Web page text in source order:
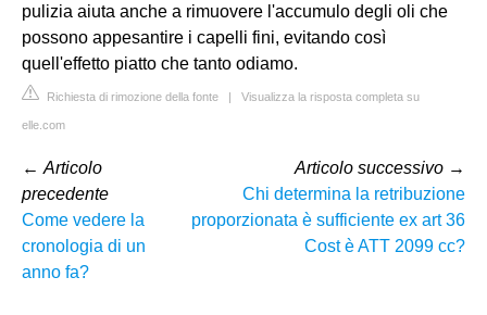
pulizia aiuta anche a rimuovere l'accumulo degli oli che
possono appesantire i capelli fini, evitando così
quell'effetto piatto che tanto odiamo.
Richiesta di rimozione della fonte | Visualizza la risposta completa su
elle.com
← Articolo
precedente
Come vedere la
cronologia di un
anno fa?
Articolo successivo →
Chi determina la retribuzione
proporzionata è sufficiente ex art 36
Cost è ATT 2099 cc?